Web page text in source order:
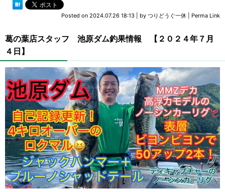
Posted on 2024.07.26 18:13 by つりどうぐ一休 Perma Link
葛の葉店スタッフ 池原ダム釣果情報 【２０２４年７月
４日】